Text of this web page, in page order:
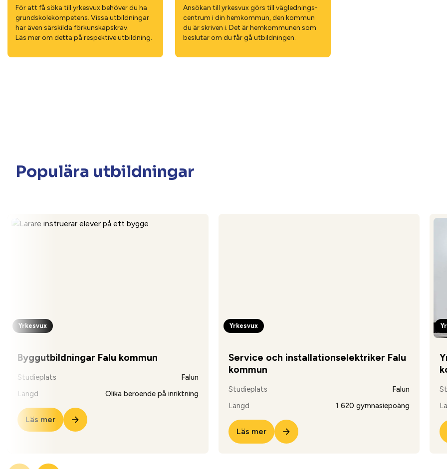
Populära utbildningar
Yrkesvux
Byggutbildningar Falu kommun
Studieplats
Falun
Längd
Olika beroende på inriktning
Läs mer
Yrkesvux
Service och installationselektriker Falu
kommun
Studieplats
Falun
Längd
1 620 gymnasiepoäng
Läs mer
För att få söka till yrkesvux behöver du ha
grund­skole­kompetens. Vissa utbildningar
har även särskilda förkun­skapskrav.
Läs mer om detta på respektive utbildning.
Ansökan till yrkesvux görs till väg­lednings­
centrum i din hem­kommun, den kommun
du är skriven i. Det är hem­kommunen som
beslutar om du får gå utbild­ningen.